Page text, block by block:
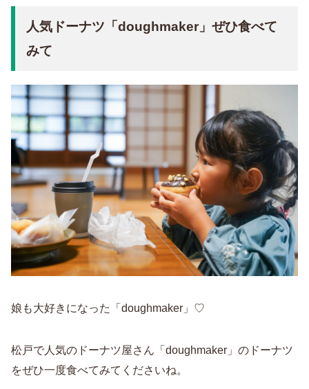
人気ドーナツ「doughmaker」ぜひ食べて
みて
娘も大好きになった「doughmaker」♡
松戸で人気のドーナツ屋さん「doughmaker」のドーナツ
をぜひ一度食べてみてくださいね。